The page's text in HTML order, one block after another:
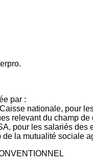
par :
nationale, pour
relevant du champ de
pour les salariés des
de la mutualité sociale